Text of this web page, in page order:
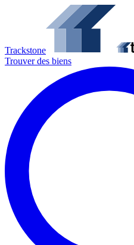
Trackstone
Trouver des biens